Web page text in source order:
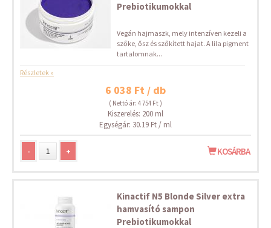
Prebiotikumokkal
Vegán hajmaszk, mely intenzíven kezeli a
szőke, ősz és szőkített hajat. A lila pigment
tartalomnak...
Részletek »
6 038 Ft / db
( Nettó ár: 4 754 Ft )
Kiszerelés: 200 ml
Egységár: 30.19 Ft / ml
- + KOSÁRBA
Kinactif N5 Blonde Silver extra
hamvasító sampon
Prebiotikumokkal